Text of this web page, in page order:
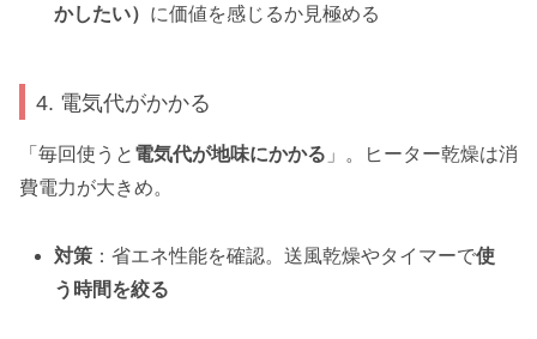
かしたい） に価値を感じるか見極める
4. 電気代がかかる
「毎回使うと 電気代が地味にかかる 」。ヒーター乾燥は消
費電力が大きめ。
対策 ：省エネ性能を確認。送風乾燥やタイマーで使
う時間を絞る